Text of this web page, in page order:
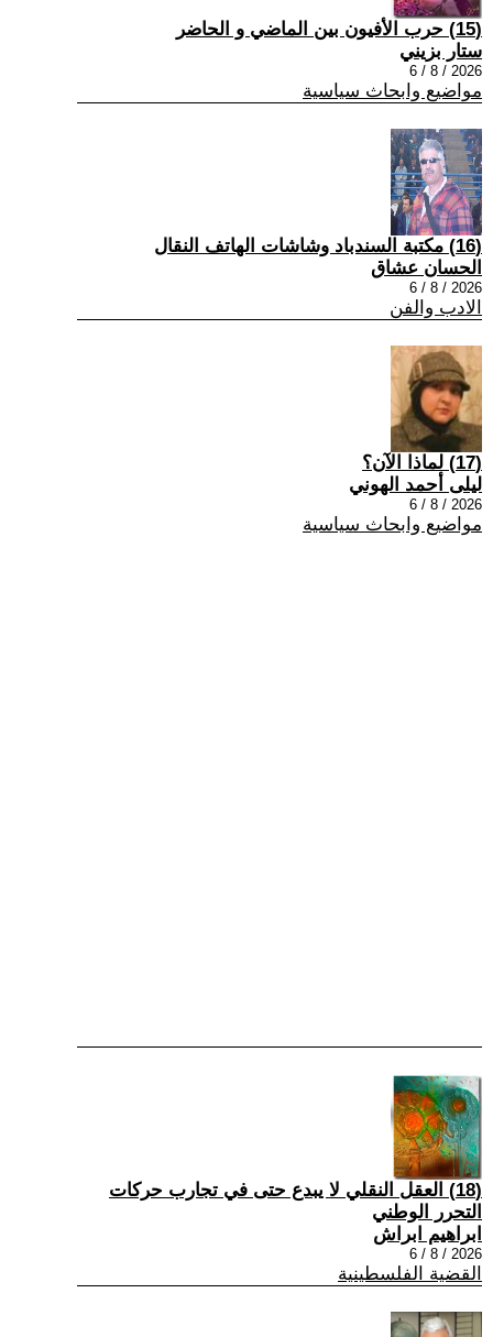
(15) حرب الأفيون بين الماضي و الحاضر
ستار بزيني
2026 / 8 / 6
مواضيع وابحاث سياسية
(16) مكتبة السندباد وشاشات الهاتف النقال
الحسان عشاق
2026 / 8 / 6
الادب والفن
(17) لماذا الآن؟
ليلى أحمد الهوني
2026 / 8 / 6
مواضيع وابحاث سياسية
(18) العقل النقلي لا يبدع حتى في تجارب حركات
التحرر الوطني
ابراهيم ابراش
2026 / 8 / 6
القضية الفلسطينية